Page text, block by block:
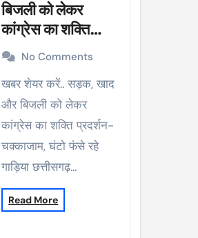
बिजली को लेकर
कांग्रेस का शक्ति
प्रदर्शन-चक्काजाम,
घंटो फंसे रहे गाड़िया
No Comments
खबर शेयर करें.. सड़क, खाद
और बिजली को लेकर
कांग्रेस का शक्ति प्रदर्शन-
चक्काजाम, घंटो फंसे रहे
गाड़िया छत्तीसगढ़…
Read More